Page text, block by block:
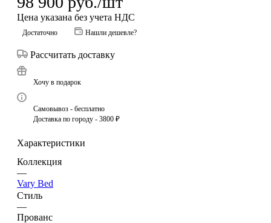
Цена указана без учета НДС
Достаточно Нашли дешевле?
Рассчитать доставку
Хочу в подарок
Самовывоз - бесплатно
Доставка по городу - 3800 ₽
Характеристики
Коллекция
—
Vary Bed
Стиль
—
Прованс